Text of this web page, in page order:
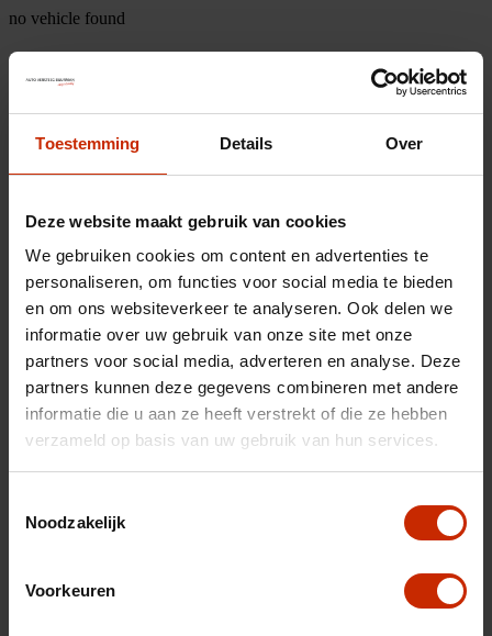
Toestemming Details Over
Deze website maakt gebruik van cookies
We gebruiken cookies om content en advertenties te
personaliseren, om functies voor social media te bieden
en om ons websiteverkeer te analyseren. Ook delen we
informatie over uw gebruik van onze site met onze
partners voor social media, adverteren en analyse. Deze
partners kunnen deze gegevens combineren met andere
informatie die u aan ze heeft verstrekt of die ze hebben
verzameld op basis van uw gebruik van hun services.
Noodzakelijk
Voorkeuren
no vehicle found